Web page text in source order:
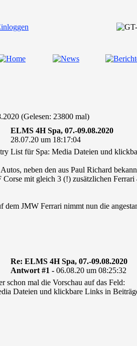
(Gelesen: 23800 mal)
ELMS 4H Spa, 07.-09.08.2020
28.07.20 um 18:17:04
List für Spa: Media Dateien und
neben den aus Paul Richard
Corse mit gleich 3 (!) zusätzlichen
dem JMW Ferrari nimmt nun die
Re: ELMS 4H Spa, 07.-09.08.2020
Antwort #1 - 06.08.20 um 08:25:32
schon mal die Vorschau auf das Feld:
Dateien und klickbare Links in